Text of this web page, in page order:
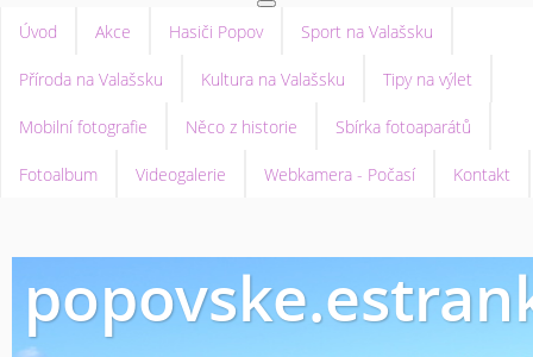
Úvod Akce Hasiči Popov Sport na Valašsku
Příroda na Valašsku Kultura na Valašsku Tipy na výlet
Mobilní fotografie Něco z historie Sbírka fotoaparátů
Fotoalbum Videogalerie Webkamera - Počasí Kontakt